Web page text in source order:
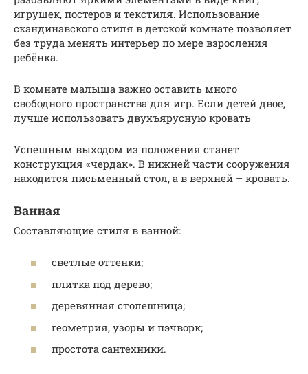
игрушек, постеров и текстиля. Использование
скандинавского стиля в детской комнате позволяет
без труда менять интерьер по мере взросления
ребёнка.
В комнате малыша важно оставить много
свободного пространства для игр. Если детей двое,
лучше использовать двухъярусную кровать
Успешным выходом из положения станет
конструкция «чердак». В нижней части сооружения
находится письменный стол, а в верхней – кровать.
Ванная
Составляющие стиля в ванной:
светлые оттенки;
плитка под дерево;
деревянная столешница;
геометрия, узоры и пэчворк;
простота сантехники.